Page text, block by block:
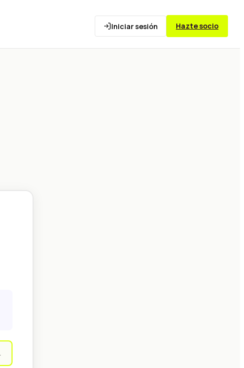
Iniciar sesión Hazte socio